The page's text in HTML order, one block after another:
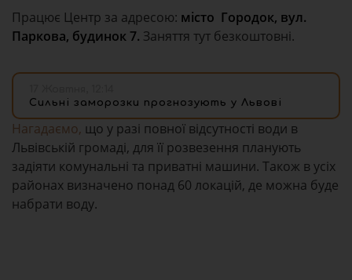
Працює Центр за адресою: місто Городок, вул.
Паркова, будинок 7. Заняття тут безкоштовні.
Сильні заморозки прогнозують у Львові
Нагадаємо, що у разі повної відсутності води в
Львівській громаді, для її розвезення планують
задіяти комунальні та приватні машини. Також в усіх
районах визначено понад 60 локацій, де можна буде
набрати воду.